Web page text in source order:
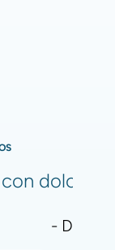
dolor
- Dra.